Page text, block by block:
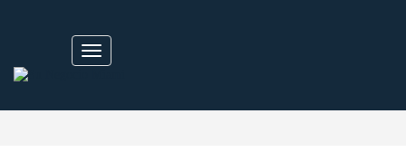
Toggle
navigation